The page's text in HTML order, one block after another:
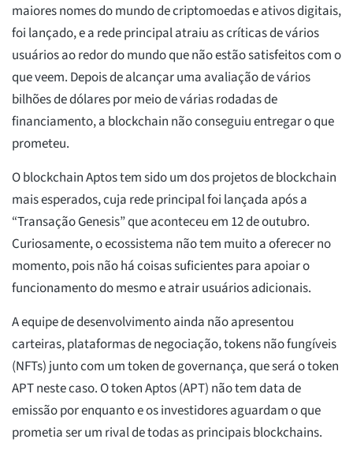
maiores nomes do mundo de criptomoedas e ativos digitais,
foi lançado, e a rede principal atraiu as críticas de vários
usuários ao redor do mundo que não estão satisfeitos com o
que veem. Depois de alcançar uma avaliação de vários
bilhões de dólares por meio de várias rodadas de
financiamento, a blockchain não conseguiu entregar o que
prometeu.
O blockchain Aptos tem sido um dos projetos de blockchain
mais esperados, cuja rede principal foi lançada após a
“Transação Genesis” que aconteceu em 12 de outubro.
Curiosamente, o ecossistema não tem muito a oferecer no
momento, pois não há coisas suficientes para apoiar o
funcionamento do mesmo e atrair usuários adicionais.
A equipe de desenvolvimento ainda não apresentou
carteiras, plataformas de negociação, tokens não fungíveis
(NFTs) junto com um token de governança, que será o token
APT neste caso. O token Aptos (APT) não tem data de
emissão por enquanto e os investidores aguardam o que
prometia ser um rival de todas as principais blockchains.